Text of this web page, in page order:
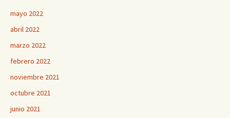
mayo 2022
abril 2022
marzo 2022
febrero 2022
noviembre 2021
octubre 2021
junio 2021